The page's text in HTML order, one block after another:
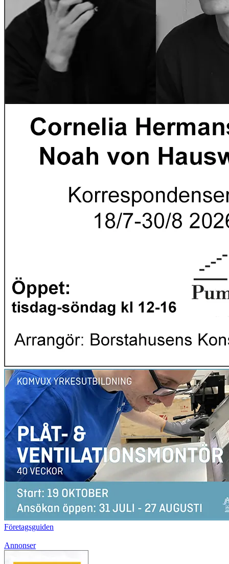
Företagsguiden
Annonser